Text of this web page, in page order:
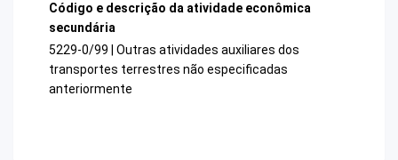
Código e descrição da atividade econômica
secundária
5229-0/99 | Outras atividades auxiliares dos
transportes terrestres não especificadas
anteriormente